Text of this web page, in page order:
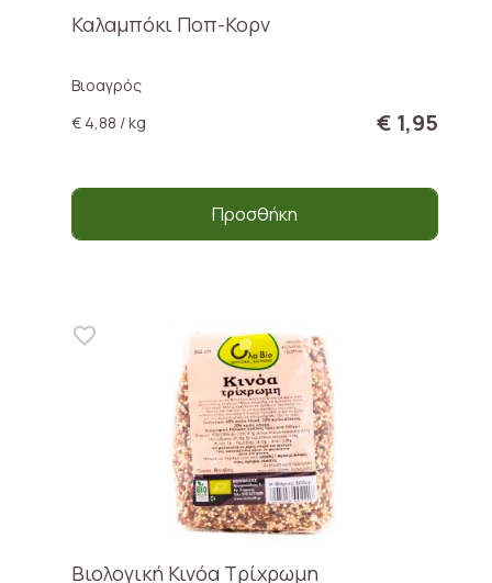
Καλαμπόκι Ποπ-Κορν
Βιοαγρός
€ 4,88 / kg
€ 1,95
Προσθήκη
Βιολογική Κινόα Τρίχρωμη